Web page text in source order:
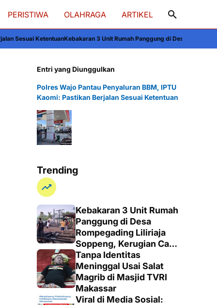
PERISTIWA OLAHRAGA ARTIKEL
3 Unit Rumah Panggung di Desa Rompegading Liliriaja Soppeng,
Entri yang Diunggulkan
Polres Wajo Pantau Penyaluran BBM, IPTU
Kaomi: Pastikan Berjalan Sesuai Ketentuan
Trending
Kebakaran 3 Unit Rumah
Panggung di Desa
Rompegading Liliriaja
Soppeng, Kerugian Capai
Rp300 Juta
Tanpa Identitas
Meninggal Usai Salat
Magrib di Masjid TVRI
Makassar
Viral di Media Sosial: